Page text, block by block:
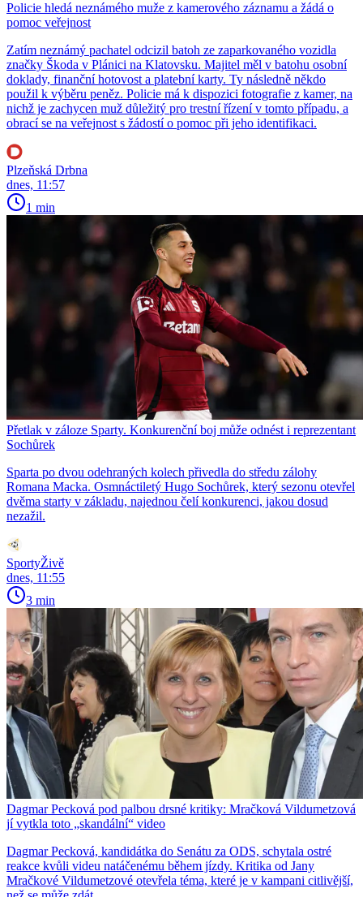
Policie hledá neznámého muže z kamerového záznamu a žádá o
pomoc veřejnost
Zatím neznámý pachatel odcizil batoh ze zaparkovaného vozidla
značky Škoda v Plánici na Klatovsku. Majitel měl v batohu osobní
doklady, finanční hotovost a platební karty. Ty následně někdo
použil k výběru peněz. Policie má k dispozici fotografie z kamer, na
nichž je zachycen muž důležitý pro trestní řízení v tomto případu, a
obrací se na veřejnost s žádostí o pomoc při jeho identifikaci.
Plzeňská Drbna
dnes, 11:57
1 min
Přetlak v záloze Sparty. Konkurenční boj může odnést i reprezentant
Sochůrek
Sparta po dvou odehraných kolech přivedla do středu zálohy
Romana Macka. Osmnáctiletý Hugo Sochůrek, který sezonu otevřel
dvěma starty v základu, najednou čelí konkurenci, jakou dosud
nezažil.
SportyŽivě
dnes, 11:55
3 min
Dagmar Pecková pod palbou drsné kritiky: Mračková Vildumetzová
jí vytkla toto „skandální“ video
Dagmar Pecková, kandidátka do Senátu za ODS, schytala ostré
reakce kvůli videu natáčenému během jízdy. Kritika od Jany
Mračkové Vildumetzové otevřela téma, které je v kampani citlivější,